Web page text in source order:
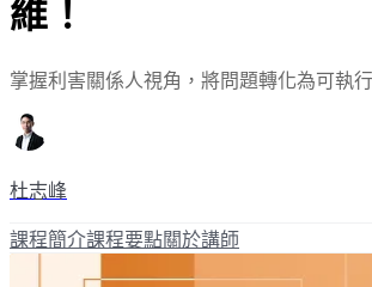
維！
掌握利害關係人視角，將問題轉化為可執行
杜志峰
課程簡介課程要點關於講師